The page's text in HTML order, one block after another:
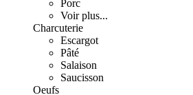
Porc
Voir plus...
Charcuterie
Escargot
Pâté
Salaison
Saucisson
Oeufs